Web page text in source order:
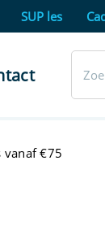
SUP les
€75